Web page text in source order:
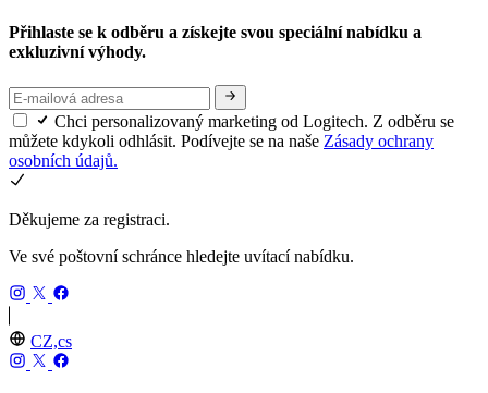
Přihlaste se k odběru a získejte svou speciální nabídku a
exkluzivní výhody.
Chci personalizovaný marketing od Logitech. Z odběru se
můžete kdykoli odhlásit. Podívejte se na naše Zásady ochrany
osobních údajů.
Děkujeme za registraci.
Ve své poštovní schránce hledejte uvítací nabídku.
CZ,cs